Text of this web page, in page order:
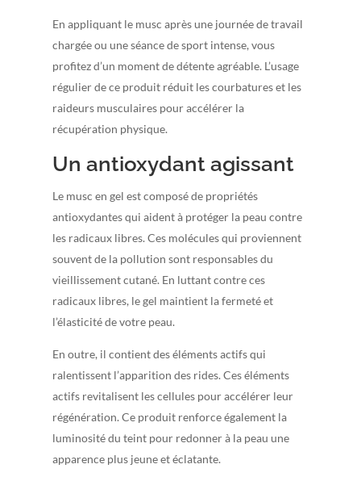
En appliquant le musc après une journée de travail
chargée ou une séance de sport intense, vous
profitez d’un moment de détente agréable. L’usage
régulier de ce produit réduit les courbatures et les
raideurs musculaires pour accélérer la
récupération physique.
Un antioxydant agissant
Le musc en gel est composé de propriétés
antioxydantes qui aident à protéger la peau contre
les radicaux libres. Ces molécules qui proviennent
souvent de la pollution sont responsables du
vieillissement cutané. En luttant contre ces
radicaux libres, le gel maintient la fermeté et
l’élasticité de votre peau.
En outre, il contient des éléments actifs qui
ralentissent l’apparition des rides. Ces éléments
actifs revitalisent les cellules pour accélérer leur
régénération. Ce produit renforce également la
luminosité du teint pour redonner à la peau une
apparence plus jeune et éclatante.